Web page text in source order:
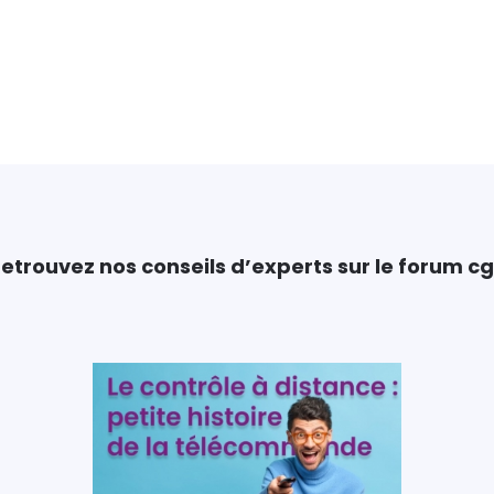
nos conseils d’experts sur le forum